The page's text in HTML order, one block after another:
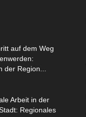
auf dem Weg
der Region...
Arbeit in der
Regionales